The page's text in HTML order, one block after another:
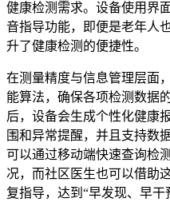
健康检测需求。设备使用界
音指导功能，即便是老年人
升了健康检测的便捷性。
在测量精度与信息管理层面
能算法，确保各项检测数据
后，设备会生成个性化健康
围和异常提醒，并且支持数
可以通过移动端快速查询检
况，而社区医生也可以借助
复指导，达到“早发现、早干